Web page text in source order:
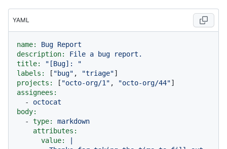
YAML
name: Bug Report
description:
File a bug
report.
title:
"[Bug]: "
labels:
[ "bug" , "triage"
projects:
[ "octo-org/1" , "octo-org/44"
assignees:
-
octocat
body:
-
type:
markdown
attributes:
value: